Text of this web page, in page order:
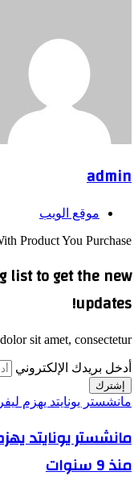
admin
موقع الويب
Product You Purchase
list to get the new
updates!
sit amet, consectetur.
أدخل بريدك الإلكتروني
مانشستر يونايتد يهزم
مانشستر يونايتد
منذ 9 سنوات